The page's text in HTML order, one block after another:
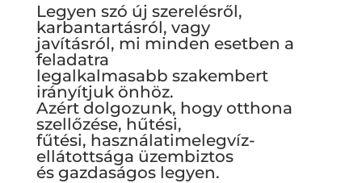
Legyen szó új szerelésről,
karbantartásról, vagy
javításról, mi minden esetben a
feladatra
legalkalmasabb szakembert
irányítjuk önhöz.
Azért dolgozunk, hogy otthona
szellőzése, hűtési,
fűtési, használatimelegvíz-
ellátottsága üzembiztos
és gazdaságos legyen.